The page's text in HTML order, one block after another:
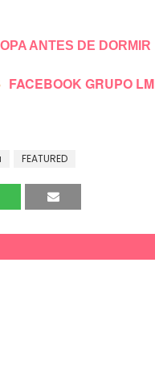
ANTES DE DORMIR
FACEBOOK GRUPO LM
FEATURED